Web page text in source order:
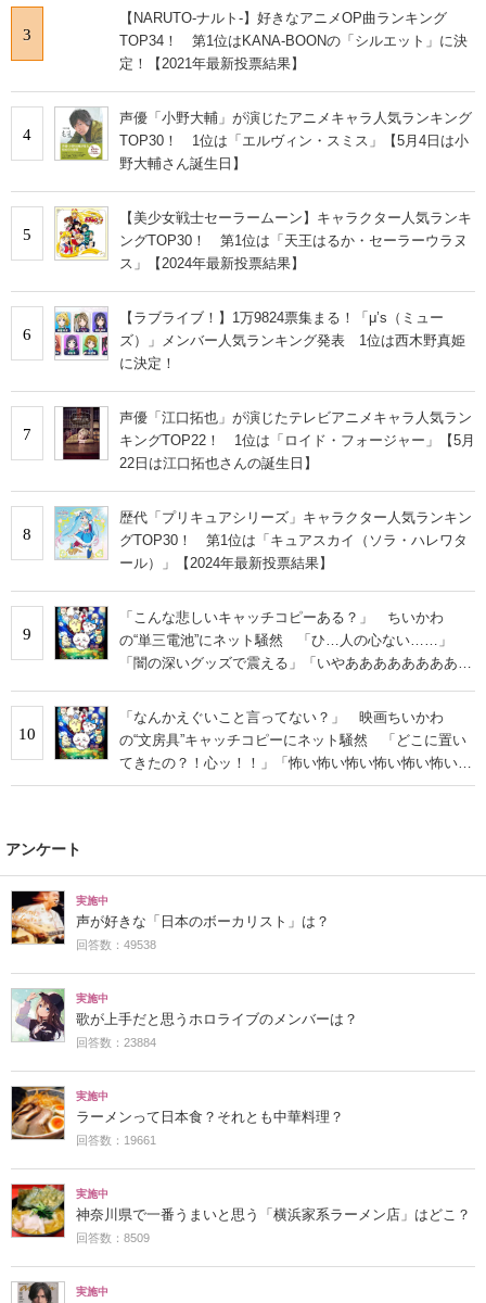
3
【NARUTO-ナルト-】好きなアニメOP曲ランキング
TOP34！ 第1位はKANA-BOONの「シルエット」に決
定！【2021年最新投票結果】
4
声優「小野大輔」が演じたアニメキャラ人気ランキング
TOP30！ 1位は「エルヴィン・スミス」【5月4日は小
野大輔さん誕生日】
5
【美少女戦士セーラームーン】キャラクター人気ランキ
ングTOP30！ 第1位は「天王はるか・セーラーウラヌ
ス」【2024年最新投票結果】
6
【ラブライブ！】1万9824票集まる！「μ’s（ミュー
ズ）」メンバー人気ランキング発表 1位は西木野真姫
に決定！
7
声優「江口拓也」が演じたテレビアニメキャラ人気ラン
キングTOP22！ 1位は「ロイド・フォージャー」【5月
22日は江口拓也さんの誕生日】
8
歴代「プリキュアシリーズ」キャラクター人気ランキン
グTOP30！ 第1位は「キュアスカイ（ソラ・ハレワタ
ール）」【2024年最新投票結果】
9
「こんな悲しいキャッチコピーある？」 ちいかわ
の“単三電池”にネット騒然 「ひ…人の心ない……」
「闇の深いグッズで震える」「いやあああああああああ
10
「なんかえぐいこと言ってない？」 映画ちいかわ
の“文房具”キャッチコピーにネット騒然 「どこに置い
てきたの？！心ッ！！」「怖い怖い怖い怖い怖い怖い怖
い」
アンケート
実施中
声が好きな「日本のボーカリスト」は？
回答数：49538
実施中
歌が上手だと思うホロライブのメンバーは？
回答数：23884
実施中
ラーメンって日本食？それとも中華料理？
回答数：19661
実施中
神奈川県で一番うまいと思う「横浜家系ラーメン店」はどこ？
回答数：8509
実施中